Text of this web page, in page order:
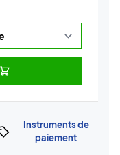
Instruments de
paiement